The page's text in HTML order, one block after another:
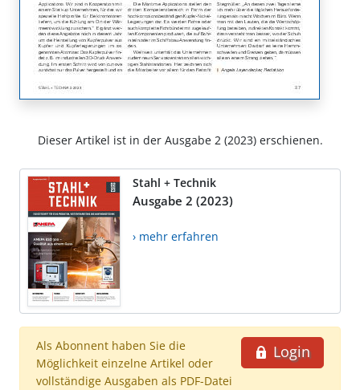
Dieser Artikel ist in der Ausgabe 2 (2023) erschienen.
Stahl + Technik
Ausgabe 2 (2023)
› mehr erfahren
Login
Als Abonnent haben Sie die
Möglichkeit einzelne Artikel oder
vollständige Ausgaben als PDF-Datei